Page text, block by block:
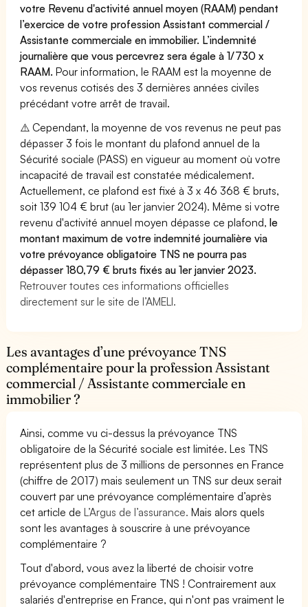
votre Revenu d'activité annuel moyen (RAAM) pendant
l’exercice de votre profession Assistant commercial /
Assistante commerciale en immobilier. L’indemnité
journalière que vous percevrez sera égale à 1/730 x
RAAM. Pour information, le RAAM est la moyenne de
vos revenus cotisés des 3 dernières années civiles
précédant votre arrêt de travail.
⚠️ Cependant, la moyenne de vos revenus ne peut pas
dépasser 3 fois le montant du plafond annuel de la
Sécurité sociale (PASS) en vigueur au moment où votre
incapacité de travail est constatée médicalement.
Actuellement, ce plafond est fixé à 3 x 46 368 € bruts,
soit 139 104 € brut (au 1er janvier 2024). Même si votre
revenu d'activité annuel moyen dépasse ce plafond,le
montant maximum de votre indemnité journalière via
votre prévoyance obligatoire TNS ne pourra pas
dépasser 180,79 € bruts fixés au 1er janvier 2023.
Retrouver toutes ces informations officielles
directement sur le site de l’AMELI.
Les avantages d’une prévoyance TNS
complémentaire pour la profession Assistant
commercial / Assistante commerciale en
immobilier ?
Ainsi, comme vu ci-dessus la prévoyance TNS
obligatoire de la Sécurité sociale est limitée. Les TNS
représentent plus de 3 millions de personnes en France
(chiffre de 2017) mais seulement un TNS sur deux serait
couvert par une prévoyance complémentaire d’après
cet article deL’Argus de l’assurance. Mais alors quels
sont les avantages à souscrire à une prévoyance
complémentaire ?
Tout d'abord, vous avez la liberté de choisir votre
prévoyance complémentaire TNS ! Contrairement aux
salariés d'entreprise en France, qui n'ont pas vraiment le